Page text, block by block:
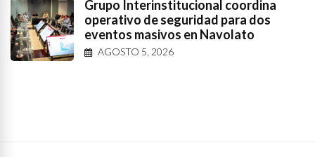
Grupo Interinstitucional coordina
operativo de seguridad para dos
eventos masivos en Navolato
AGOSTO 5, 2026